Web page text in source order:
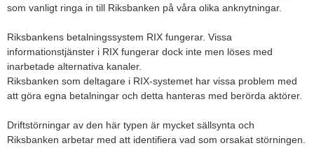
som vanligt ringa in till Riksbanken på våra olika anknytningar.
Riksbankens betalningssystem RIX fungerar. Vissa
informationstjänster i RIX fungerar dock inte men löses med
inarbetade alternativa kanaler.
Riksbanken som deltagare i RIX-systemet har vissa problem med
att göra egna betalningar och detta hanteras med berörda aktörer.
Driftstörningar av den här typen är mycket sällsynta och
Riksbanken arbetar med att identifiera vad som orsakat störningen.